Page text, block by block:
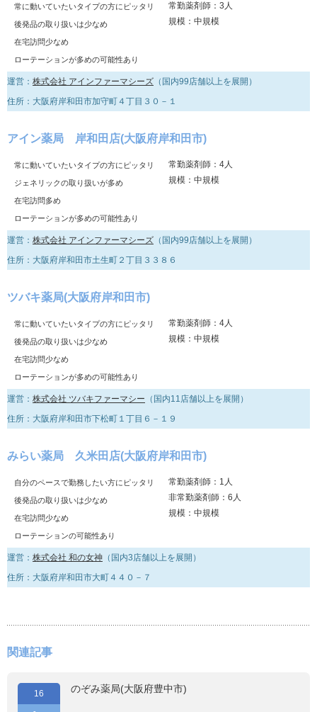
常に動いていたいタイプの方にピッタリ
後発品の取り扱いは少なめ
在宅訪問少なめ
ローテーションが多めの可能性あり
常勤薬剤師：3人
規模：中規模
運営： 株式会社 アインファーマシーズ （国内99店舗以上を展開）
住所：大阪府岸和田市加守町４丁目３０－１
アイン薬局 岸和田店(大阪府岸和田市)
常に動いていたいタイプの方にピッタリ
ジェネリックの取り扱いが多め
在宅訪問多め
ローテーションが多めの可能性あり
常勤薬剤師：4人
規模：中規模
運営： 株式会社 アインファーマシーズ （国内99店舗以上を展開）
住所：大阪府岸和田市土生町２丁目３３８６
ツバキ薬局(大阪府岸和田市)
常に動いていたいタイプの方にピッタリ
後発品の取り扱いは少なめ
在宅訪問少なめ
ローテーションが多めの可能性あり
常勤薬剤師：4人
規模：中規模
運営： 株式会社 ツバキファーマシー （国内11店舗以上を展開）
住所：大阪府岸和田市下松町１丁目６－１９
みらい薬局 久米田店(大阪府岸和田市)
自分のペースで勤務したい方にピッタリ
後発品の取り扱いは少なめ
在宅訪問少なめ
ローテーションの可能性あり
常勤薬剤師：1人
非常勤薬剤師：6人
規模：中規模
運営： 株式会社 和の女神 （国内3店舗以上を展開）
住所：大阪府岸和田市大町４４０－７
関連記事
16 のぞみ薬局(大阪府豊中市)